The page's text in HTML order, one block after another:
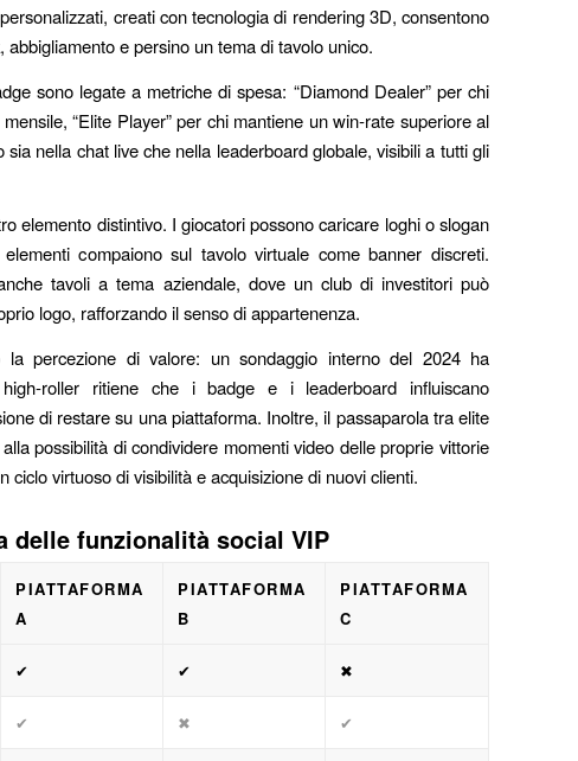
creati con tecnologia di rendering 3D, consentono
abbigliamento e persino un tema di tavolo unico.
sono legate a metriche di spesa: “Diamond Dealer” per chi
“Elite Player” per chi mantiene un win‑rate superiore al
nella chat live che nella leaderboard globale, visibili a tutti gli
elemento distintivo. I giocatori possono caricare loghi o slogan
compaiono sul tavolo virtuale come banner discreti.
tavoli a tema aziendale, dove un club di investitori può
logo, rafforzando il senso di appartenenza.
la percezione di valore: un sondaggio interno del 2024 ha
ritiene che i badge e i leaderboard influiscano
di restare su una piattaforma. Inoltre, il passaparola tra elite
possibilità di condividere momenti video delle proprie vittorie
ciclo virtuoso di visibilità e acquisizione di nuovi clienti.
delle funzionalità social VIP
PIATTAFORMA
A
PIATTAFORMA
B
PIATTAFORMA
C
✔︎ ✔︎ ✖︎
✔︎ ✖︎ ✔︎